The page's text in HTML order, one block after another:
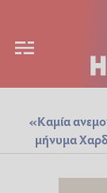
«Καμία
μήνυμα